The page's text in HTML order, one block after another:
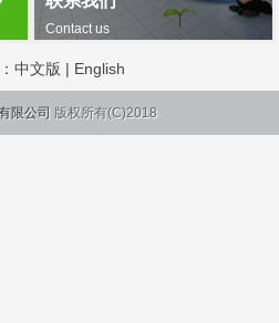
Contact us
中文版 | English
限公司 版权所有(C)2018